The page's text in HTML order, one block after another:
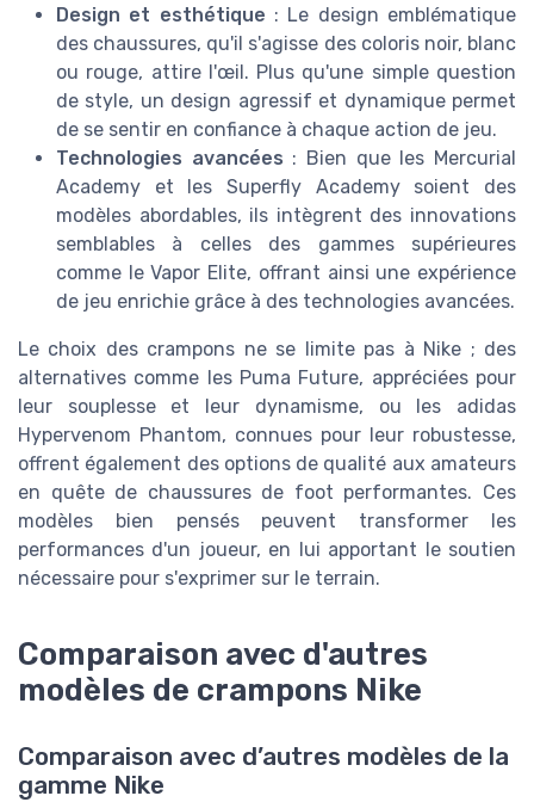
Design et esthétique : Le design emblématique
des chaussures, qu'il s'agisse des coloris noir, blanc
ou rouge, attire l'œil. Plus qu'une simple question
de style, un design agressif et dynamique permet
de se sentir en confiance à chaque action de jeu.
Technologies avancées : Bien que les Mercurial
Academy et les Superfly Academy soient des
modèles abordables, ils intègrent des innovations
semblables à celles des gammes supérieures
comme le Vapor Elite, offrant ainsi une expérience
de jeu enrichie grâce à des technologies avancées.
Le choix des crampons ne se limite pas à Nike ; des
alternatives comme les Puma Future, appréciées pour
leur souplesse et leur dynamisme, ou les adidas
Hypervenom Phantom, connues pour leur robustesse,
offrent également des options de qualité aux amateurs
en quête de chaussures de foot performantes. Ces
modèles bien pensés peuvent transformer les
performances d'un joueur, en lui apportant le soutien
nécessaire pour s'exprimer sur le terrain.
Comparaison avec d'autres
modèles de crampons Nike
Comparaison avec d’autres modèles de la
gamme Nike